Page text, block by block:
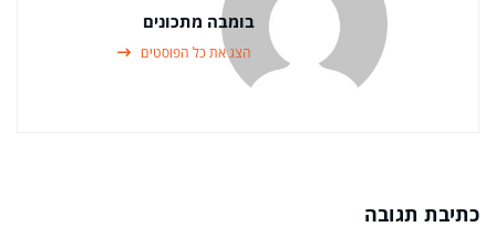
בומבה מתכונים
הצג את כל הפוסטים
כתיבת תגובה